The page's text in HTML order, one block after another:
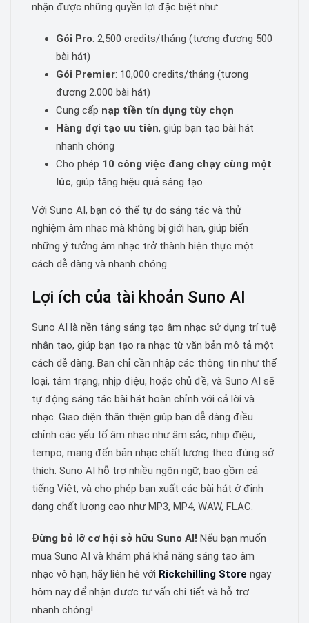
nhận được những quyền lợi đặc biệt như:
Gói Pro: 2,500 credits/tháng (tương đương 500
bài hát)
Gói Premier: 10,000 credits/tháng (tương
đương 2.000 bài hát)
Cung cấp nạp tiền tín dụng tùy chọn
Hàng đợi tạo ưu tiên, giúp bạn tạo bài hát
nhanh chóng
Cho phép 10 công việc đang chạy cùng một
lúc, giúp tăng hiệu quả sáng tạo
Với Suno AI, bạn có thể tự do sáng tác và thử
nghiệm âm nhạc mà không bị giới hạn, giúp biến
những ý tưởng âm nhạc trở thành hiện thực một
cách dễ dàng và nhanh chóng.
Lợi ích của tài khoản Suno AI
Suno AI là nền tảng sáng tạo âm nhạc sử dụng trí tuệ
nhân tạo, giúp bạn tạo ra nhạc từ văn bản mô tả một
cách dễ dàng. Bạn chỉ cần nhập các thông tin như thể
loại, tâm trạng, nhịp điệu, hoặc chủ đề, và Suno AI sẽ
tự động sáng tác bài hát hoàn chỉnh với cả lời và
nhạc. Giao diện thân thiện giúp bạn dễ dàng điều
chỉnh các yếu tố âm nhạc như âm sắc, nhịp điệu,
tempo, mang đến bản nhạc chất lượng theo đúng sở
thích. Suno AI hỗ trợ nhiều ngôn ngữ, bao gồm cả
tiếng Việt, và cho phép bạn xuất các bài hát ở định
dạng chất lượng cao như MP3, MP4, WAW, FLAC.
Đừng bỏ lỡ cơ hội sở hữu Suno AI! Nếu bạn muốn
mua Suno AI và khám phá khả năng sáng tạo âm
nhạc vô hạn, hãy liên hệ với Rickchilling Store ngay
hôm nay để nhận được tư vấn chi tiết và hỗ trợ
nhanh chóng!